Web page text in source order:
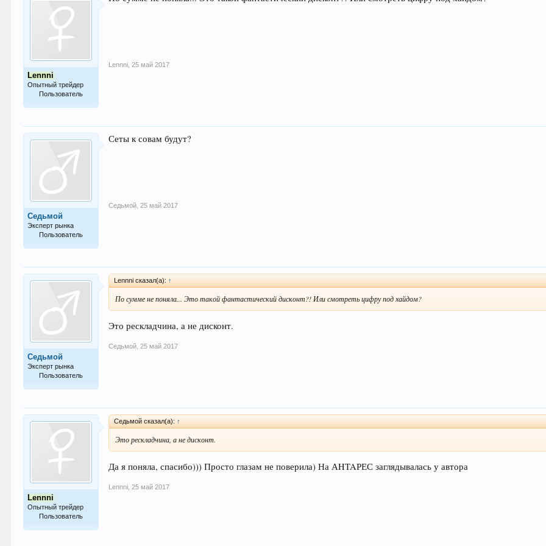
Lennni
Опытный трейдер
Пользователь
Lennni 25 май 2017
Седьмой
Эксперт рынка
Пользователь
Сеты к совам будут?
Седьмой 25 май 2017
Седьмой
Эксперт рынка
Пользователь
Lennni сказал(а): ↑
По сумме не поняла... Это такой фантастический дисконт?! Или смотреть цифру под хайдом?
Это рескладчина, а не дисконт.
Седьмой 25 май 2017
Lennni
Опытный трейдер
Пользователь
Седьмой сказал(а): ↑
Это рескладчина, а не дисконт.
Да я поняла, спасибо))) Просто глазам не поверила) На АHTAРЕС заглядывалась у автора
Lennni 25 май 2017